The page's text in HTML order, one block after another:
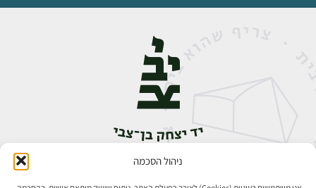
ניהול הסכמהאבן גבירול 14, רחביה, ירושלים